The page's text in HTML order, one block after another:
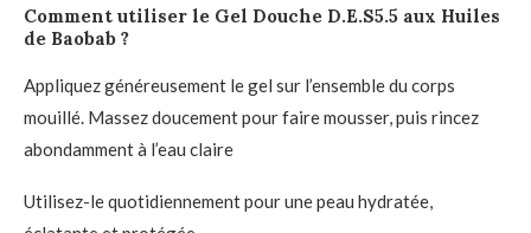
Comment utiliser le Gel Douche D.E.S5.5 aux Huiles
de Baobab ?
Appliquez généreusement le gel sur l’ensemble du corps
mouillé. Massez doucement pour faire mousser, puis rincez
abondamment à l’eau claire
Utilisez-le quotidiennement pour une peau hydratée,